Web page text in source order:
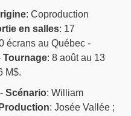
: Coproduction
en salles: 17
écrans au Québec -
Tournage: 8 août au 13
M$.
-Scénario: William
Production: Josée Vallée ;